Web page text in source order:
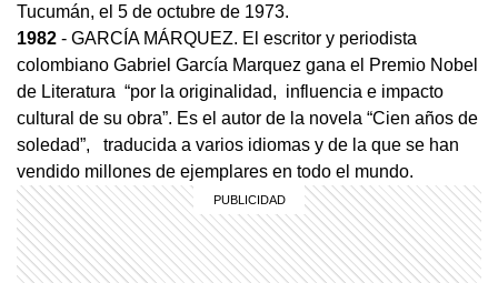
Tucumán, el 5 de octubre de 1973.
1982 - GARCÍA MÁRQUEZ. El escritor y periodista
colombiano Gabriel García Marquez gana el Premio Nobel
de Literatura “por la originalidad, influencia e impacto
cultural de su obra”. Es el autor de la novela “Cien años de
soledad”, traducida a varios idiomas y de la que se han
vendido millones de ejemplares en todo el mundo.